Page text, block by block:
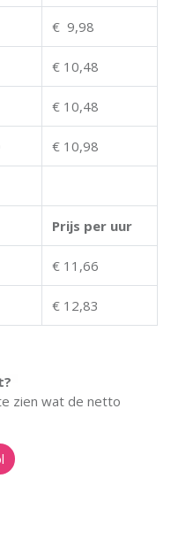
€ 9,98
€ 10,48
€ 10,48
€ 10,98
Prijs per uur
€ 11,66
€ 12,83
zien wat de netto